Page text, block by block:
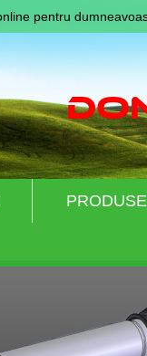
pentru
PRODUSE